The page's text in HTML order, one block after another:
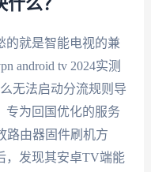
么？
的就是智能电视的兼
android tv 2024实测
无法启动分流规则导
专为回国优化的服务
路由器固件刷机方
，发现其安卓TV端能